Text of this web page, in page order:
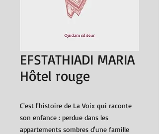
EFSTATHIADI MARIA
Hôtel rouge
C'est l'histoire de La Voix qui raconte
son enfance : perdue dans les
appartements sombres d'une famille